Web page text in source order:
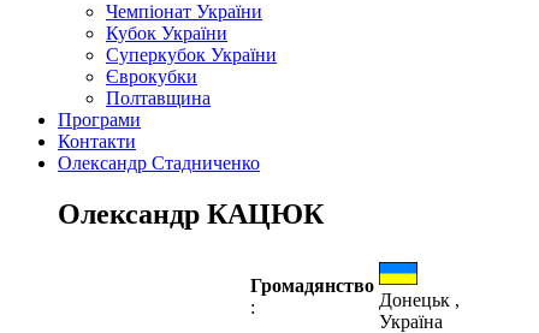
Чемпіонат України
Кубок України
Суперкубок України
Єврокубки
Полтавщина
Програми
Контакти
Олександр Стадниченко
Олександр КАЦЮК
Громадянство
:
Донецьк ,
Україна